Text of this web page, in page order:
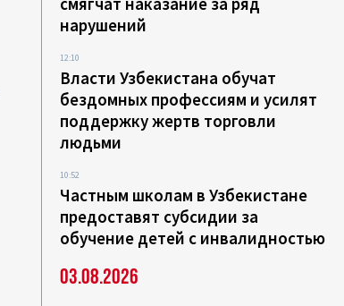
нарушений
12:10
Власти Узбекистана обучат
бездомных профессиям и усилят
поддержку жертв торговли
людьми
10:52
Частным школам в Узбекистане
предоставят субсидии за
обучение детей с инвалидностью
03.08.2026